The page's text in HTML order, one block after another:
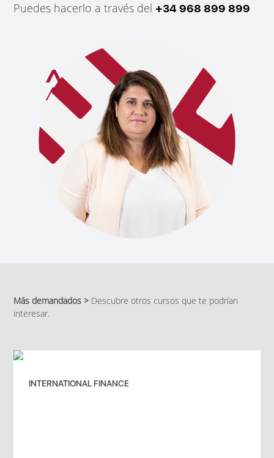
Puedes hacerlo a través del +34 968 899 899
Más demandados > Descubre otros cursos que te podrían
interesar.
INTERNATIONAL FINANCE